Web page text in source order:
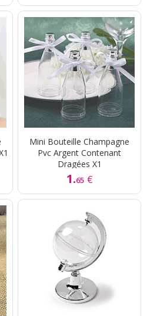
Mini Bouteille Champagne
Pvc Argent Contenant
Dragées X1
1.65 €